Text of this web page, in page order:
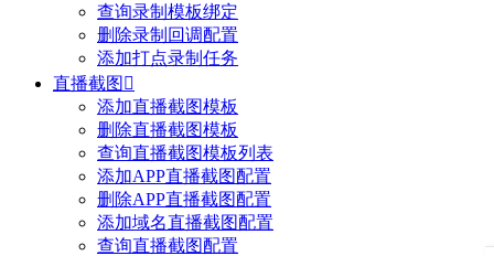
查询录制模板绑定
删除录制回调配置
添加打点录制任务
直播截图 
添加直播截图模板
删除直播截图模板
查询直播截图模板列表
添加APP直播截图配置
删除APP直播截图配置
添加域名直播截图配置
查询直播截图配置